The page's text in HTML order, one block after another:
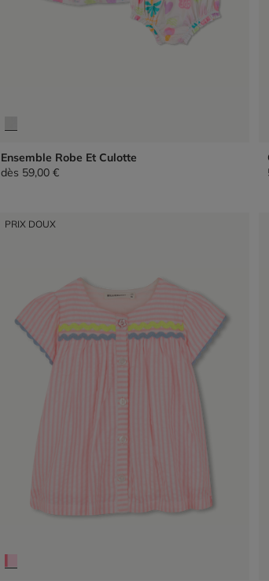
Ensemble Robe Et Culotte
dès 59,00 €
PRIX DOUX